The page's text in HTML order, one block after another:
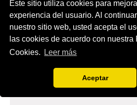
Este sitio utiliza cookies para
experiencia del usuario. Al
nuestro sitio web, usted acepta el
las cookies de acuerdo con nuestra
Cookies.
Leer más
Aceptar
Pablo
habló